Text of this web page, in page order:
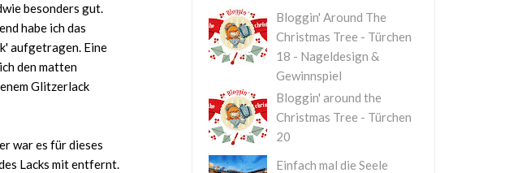
besonders gut.
habe ich das
aufgetragen. Eine
den matten
Glitzerlack
war es für dieses
Lacks mit entfernt.
Bloggin' Around The
Christmas Tree - Türchen
18 - Nageldesign &
Gewinnspiel
Bloggin' around the
Christmas Tree - Türchen
20
Einfach mal die Seele